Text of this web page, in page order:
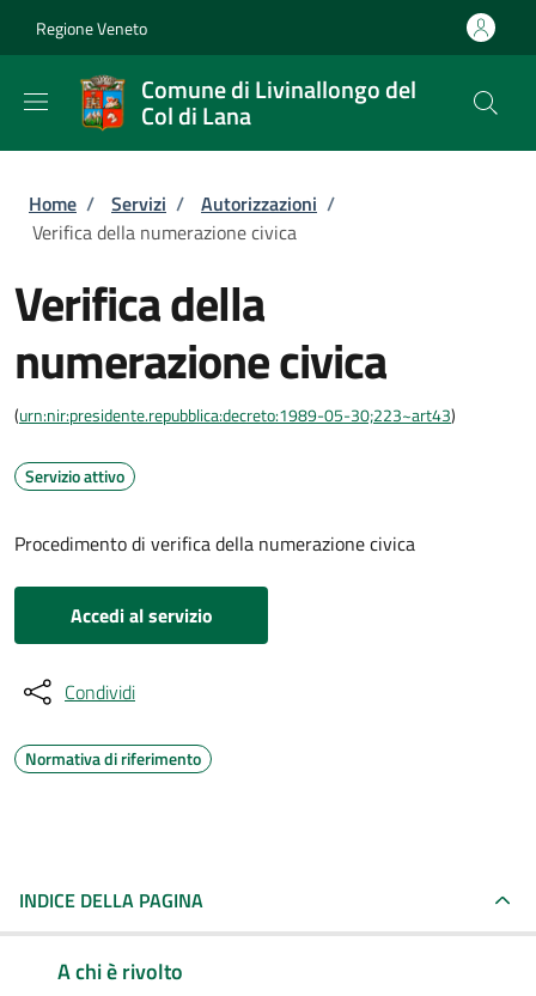
Regione Veneto
Comune di Livinallongo del
Col di Lana
Briciole di pane
Home / Servizi / Autorizzazioni /
Verifica della numerazione civica
Verifica della
numerazione civica
(urn:nir:presidente.repubblica:decreto:1989-05-30;223~art43)
Servizio attivo
Procedimento di verifica della numerazione civica
Accedi al servizio
Condividi
Normativa di riferimento
INDICE DELLA PAGINA
A chi è rivolto